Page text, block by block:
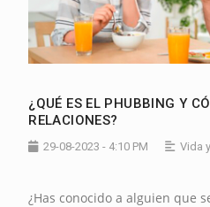
¿QUÉ ES EL PHUBBING Y
RELACIONES?
29-08-2023 - 4:10 PM Vida
¿Has conocido a alguien que